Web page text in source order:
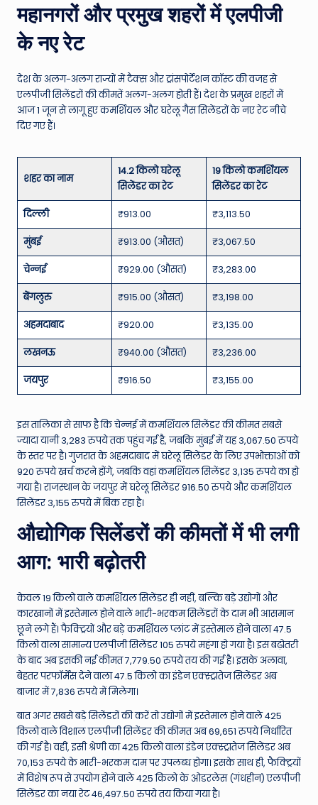
महानगरों और प्रमुख शहरों में एलपीजी
के नए रेट
देश के अलग-अलग राज्यों में टैक्स और ट्रांसपोर्टेशन कॉस्ट की वजह से
एलपीजी सिलेंडरों की कीमतें अलग-अलग होती हैं। देश के प्रमुख शहरों में
आज 1 जून से लागू हुए कमर्शियल और घरेलू गैस सिलेंडरों के नए रेट नीचे
दिए गए हैं।
शहर का नाम
14.2 किलो घरेलू
सिलेंडर का रेट
19 किलो कमर्शियल
सिलेंडर का रेट
दिल्ली ₹913.00 ₹3,113.50
मुंबई ₹913.00 (औसत) ₹3,067.50
चेन्नई ₹929.00 (औसत) ₹3,283.00
बेंगलुरु ₹915.00 (औसत) ₹3,198.00
अहमदाबाद ₹920.00 ₹3,135.00
लखनऊ ₹940.00 (औसत) ₹3,236.00
जयपुर ₹916.50 ₹3,155.00
इस तालिका से साफ है कि चेन्नई में कमर्शियल सिलेंडर की कीमत सबसे
ज्यादा यानी 3,283 रुपये तक पहुंच गई है, जबकि मुंबई में यह 3,067.50 रुपये
के स्तर पर है। गुजरात के अहमदाबाद में घरेलू सिलेंडर के लिए उपभोक्ताओं को
920 रुपये खर्च करने होंगे, जबकि वहां कमर्शियल सिलेंडर 3,135 रुपये का हो
गया है। राजस्थान के जयपुर में घरेलू सिलेंडर 916.50 रुपये और कमर्शियल
सिलेंडर 3,155 रुपये में बिक रहा है।
औद्योगिक सिलेंडरों की कीमतों में भी लगी
आग: भारी बढ़ोतरी
केवल 19 किलो वाले कमर्शियल सिलेंडर ही नहीं, बल्कि बड़े उद्योगों और
कारखानों में इस्तेमाल होने वाले भारी-भरकम सिलेंडरों के दाम भी आसमान
छूने लगे हैं। फैक्ट्रियों और बड़े कमर्शियल प्लांट में इस्तेमाल होने वाला 47.5
किलो वाला सामान्य एलपीजी सिलेंडर 105 रुपये महंगा हो गया है। इस बढ़ोतरी
के बाद अब इसकी नई कीमत 7,779.50 रुपये तय की गई है। इसके अलावा,
बेहतर परफॉर्मेंस देने वाला 47.5 किलो का इंडेन एक्स्ट्रातेज सिलेंडर अब
बाजार में 7,836 रुपये में मिलेगा।
बात अगर सबसे बड़े सिलेंडरों की करें तो उद्योगों में इस्तेमाल होने वाले 425
किलो वाले विशाल एलपीजी सिलेंडर की कीमत अब 69,651 रुपये निर्धारित
की गई है। वहीं, इसी श्रेणी का 425 किलो वाला इंडेन एक्स्ट्रातेज सिलेंडर अब
70,153 रुपये के भारी-भरकम दाम पर उपलब्ध होगा। इसके साथ ही, फैक्ट्रियों
में विशेष रूप से उपयोग होने वाले 425 किलो के ओडरलेस (गंधहीन) एलपीजी
सिलेंडर का नया रेट 46,497.50 रुपये तय किया गया है।